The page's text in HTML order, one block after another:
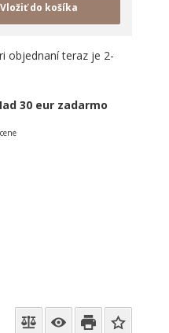
Vložiť do košíka
objednaní teraz je 2-
30 eur zadarmo